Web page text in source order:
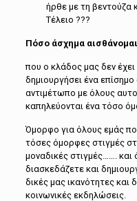
ήρθε με τη βεντούζα
Τέλειο ???
Πόσο άσχημα αισθάνομαι
που ο κλάδος μας δεν έχει
δημιουργήσει ένα
αντιμέτωπο με όλους
καπηλεύονται ένα τόσο
Όμορφο για όλους εμάς
τόσες όμορφες στιγμές
μοναδικές στιγμές…….
διασκεδάζετε και
δικές μας ικανότητες και
κοινωνικές εκδηλώσεις.